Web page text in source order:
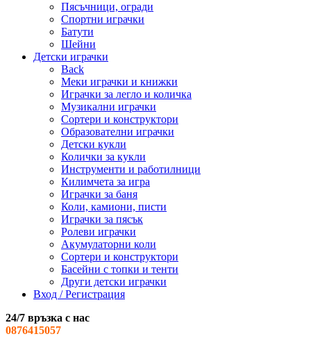
Пясъчници, огради
Спортни играчки
Батути
Шейни
Детски играчки
Back
Меки играчки и книжки
Играчки за легло и количка
Музикални играчки
Сортери и конструктори
Образователни играчки
Детски кукли
Колички за кукли
Инструменти и работилници
Килимчета за игра
Играчки за баня
Коли, камиони, писти
Играчки за пясък
Ролеви играчки
Акумулаторни коли
Сортери и конструктори
Басейни с топки и тенти
Други детски играчки
Вход / Регистрация
24/7 връзка с нас
0876415057